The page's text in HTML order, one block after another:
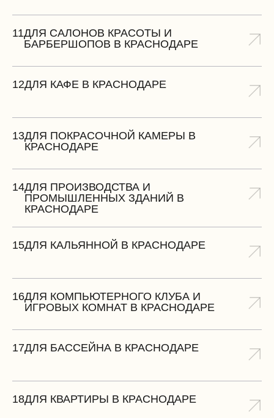
11ДЛЯ САЛОНОВ КРАСОТЫ И
БАРБЕРШОПОВ В КРАСНОДАРЕ
12ДЛЯ КАФЕ В КРАСНОДАРЕ
13ДЛЯ ПОКРАСОЧНОЙ КАМЕРЫ В
КРАСНОДАРЕ
14ДЛЯ ПРОИЗВОДСТВА И
ПРОМЫШЛЕННЫХ ЗДАНИЙ В
КРАСНОДАРЕ
15ДЛЯ КАЛЬЯННОЙ В КРАСНОДАРЕ
16ДЛЯ КОМПЬЮТЕРНОГО КЛУБА И
ИГРОВЫХ КОМНАТ В КРАСНОДАРЕ
17ДЛЯ БАССЕЙНА В КРАСНОДАРЕ
18ДЛЯ КВАРТИРЫ В КРАСНОДАРЕ